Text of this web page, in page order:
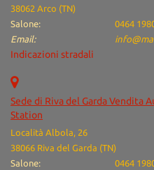
38062 Arco (TN)
Salone:
0464
Email:
Indicazioni stradali
Sede di Riva del Garda Vendita
Station
Località Albola, 26
38066 Riva del Garda (TN)
Salone:
0464